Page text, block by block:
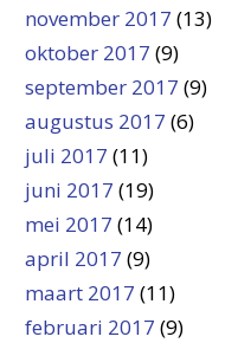
november 2017 (13)
oktober 2017 (9)
september 2017 (9)
augustus 2017 (6)
juli 2017 (11)
juni 2017 (19)
mei 2017 (14)
april 2017 (9)
maart 2017 (11)
februari 2017 (9)